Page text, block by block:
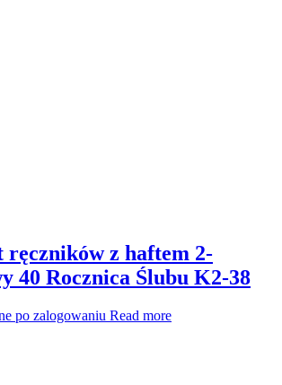
ręczników z haftem 2-
40 Rocznica Ślubu K2-38
po zalogowaniu Read more